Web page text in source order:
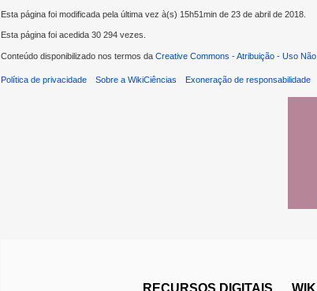
Esta página foi modificada pela última vez à(s) 15h51min de 23 de abril de 2018.
Esta página foi acedida 30 294 vezes.
Conteúdo disponibilizado nos termos da Creative Commons - Atribuição - Uso
Política de privacidade Sobre a WikiCiências Exoneração de responsabilidade
RECURSOS DIGITAIS